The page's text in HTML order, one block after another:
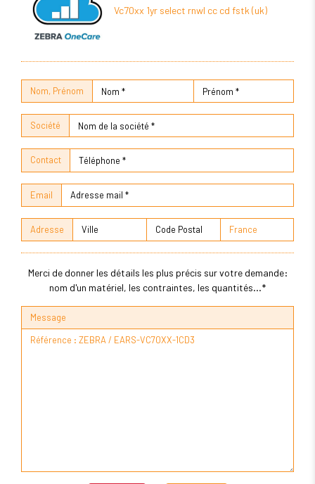
Vc70xx 1yr select rnwl cc cd fstk (uk)
Nom, Prénom
Société
Contact
Email
Adresse
Merci de donner les détails les plus précis sur votre demande:
nom d'un matériel, les contraintes, les quantités...*
Message